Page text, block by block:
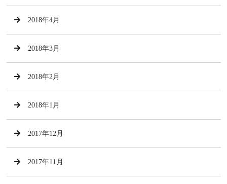
2018年4月
2018年3月
2018年2月
2018年1月
2017年12月
2017年11月